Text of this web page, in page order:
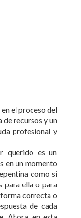
el proceso del
profesional y
querido es un
en un momento
como si
ella o para
correcta o
de cada
Ahora, en esta
Therese A.
de
como si ha